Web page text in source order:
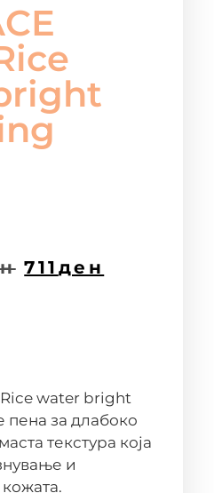
711 ден
Rice water bright
пена за длабоко
текстура која
и